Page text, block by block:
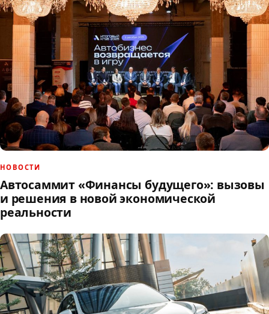
НОВОСТИ
Автосаммит «Финансы будущего»: вызовы
и решения в новой экономической
реальности